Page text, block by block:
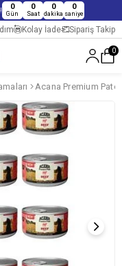
0
Gün
0
Saat
0
dakika
0
saniye
Kolay İade Sipariş Takip
0